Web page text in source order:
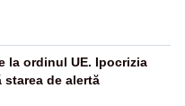
la ordinul UE. Ipocrizia
de alertă